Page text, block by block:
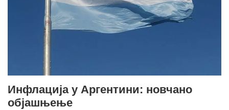
Инфлација у Аргентини: новчано
објашњење